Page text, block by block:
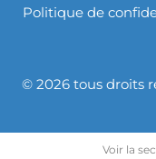
Politique de
© 2026 tous droits
Voir la